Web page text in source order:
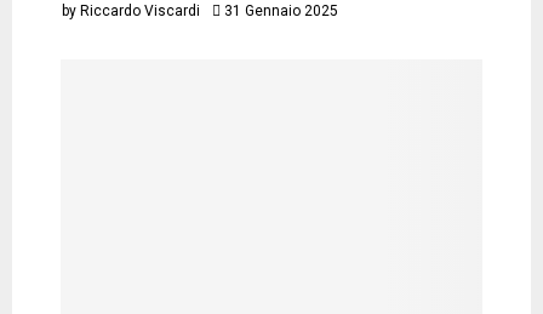
by Riccardo Viscardi 31 Gennaio 2025